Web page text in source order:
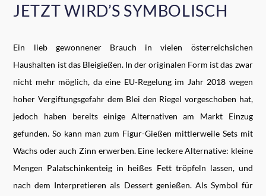
JETZT WIRD’S SYMBOLISCH
Ein lieb gewonnener Brauch in vielen österreichsichen
Haushalten ist das Bleigießen. In der originalen Form ist das zwar
nicht mehr möglich, da eine EU-Regelung im Jahr 2018 wegen
hoher Vergiftungsgefahr dem Blei den Riegel vorgeschoben hat,
jedoch haben bereits einige Alternativen am Markt Einzug
gefunden. So kann man zum Figur-Gießen mittlerweile Sets mit
Wachs oder auch Zinn erwerben. Eine leckere Alternative: kleine
Mengen Palatschinkenteig in heißes Fett tröpfeln lassen, und
nach dem Interpretieren als Dessert genießen. Als Symbol für